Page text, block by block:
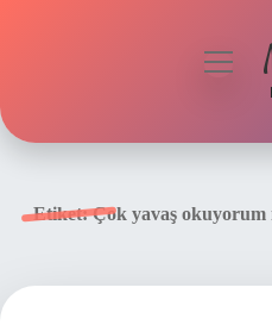
Etiket:Çok yavaş okuyorum